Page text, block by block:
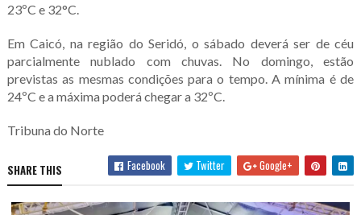
23ºC e 32°C.
Em Caicó, na região do Seridó, o sábado deverá ser de céu
parcialmente nublado com chuvas. No domingo, estão
previstas as mesmas condições para o tempo. A mínima é de
24ºC e a máxima poderá chegar a 32ºC.
Tribuna do Norte
SHARE THIS Facebook Twitter Google+